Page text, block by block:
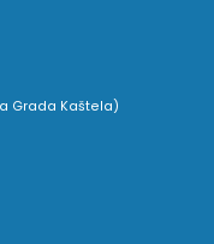
Grada Kaštela)